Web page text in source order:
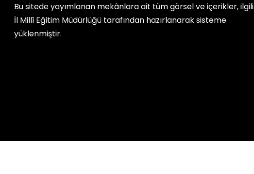
Bu sitede yayımlanan mekânlara ait tüm görsel ve içerikler, ilgili
İl Millî Eğitim Müdürlüğütarafından hazırlanarak sisteme
yüklenmiştir.